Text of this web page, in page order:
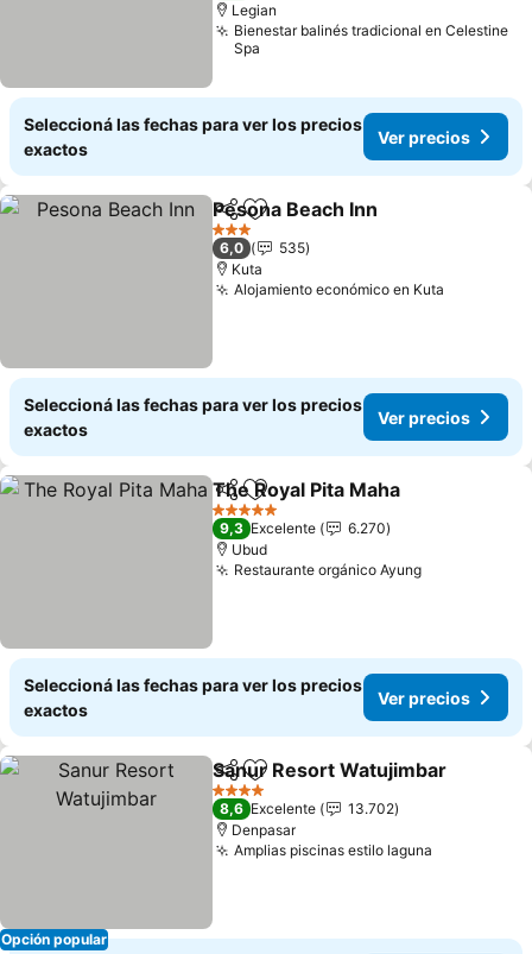
Legian
Bienestar balinés tradicional en Celestine
Spa
Seleccioná las fechas para ver los precios
exactos
Ver precios
CompartirAñadir a favoritos
Pesona Beach Inn
3 Estrellas
6,0
535
Kuta
Alojamiento económico en Kuta
Seleccioná las fechas para ver los precios
exactos
Ver precios
Compartir
Añadir a favoritos
The Royal Pita Maha
5 Estrellas
9,3 Excelente
6.270
Ubud
Restaurante orgánico AyungVer precios
Seleccioná las fechas para ver los precios
exactos
Ver precios
Opción popular
CompartirAñadir a favoritos
Sanur Resort Watujimbar
4 Estrellas
8,6 Excelente
13.702
Denpasar
Amplias piscinas estilo laguna